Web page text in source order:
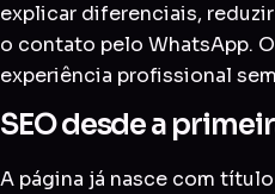
explicar diferenciais,
o contato pelo WhatsApp.
experiência profissional
SEO desde a
A página já nasce com